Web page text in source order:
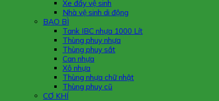
Xe đẩy vệ sinh
Nhà vệ sinh di động
BAO BÌ
Tank IBC nhựa 1000 Lít
Thùng phuy nhựa
Thùng phuy sắt
Can nhựa
Xô nhựa
Thùng nhựa chữ nhật
Thùng phuy cũ
CƠ KHÍ